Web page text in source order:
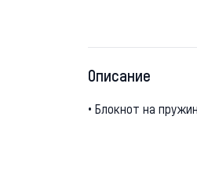
Описание
• Блокнот на